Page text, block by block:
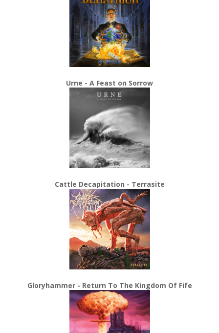
Urne - A Feast on Sorrow
Cattle Decapitation - Terrasite
Gloryhammer - Return To The Kingdom Of Fife